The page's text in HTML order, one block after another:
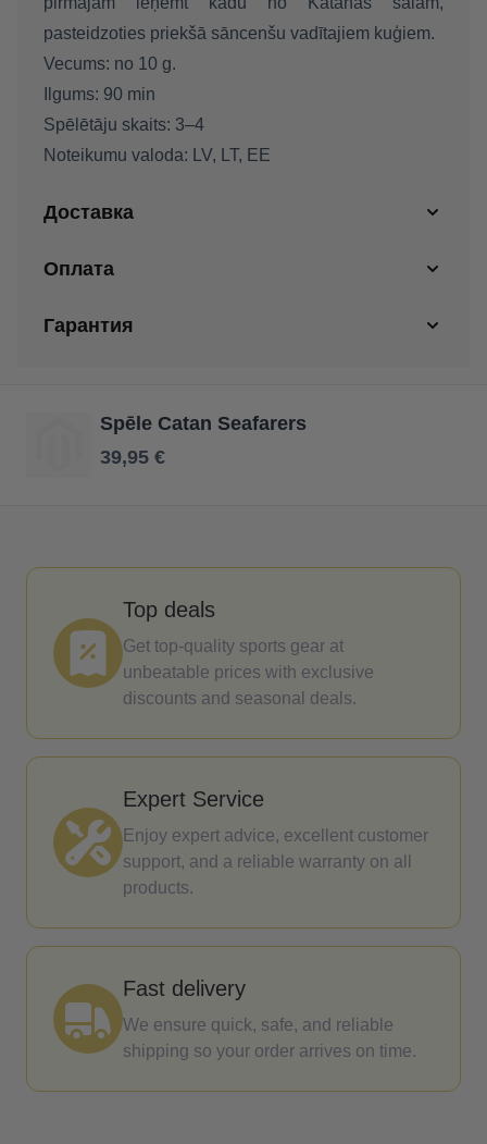
pasteidzoties priekšā sāncenšu vadītajiem kuģiem.
Vecums: no 10 g.
Ilgums: 90 min
Spēlētāju skaits: 3–4
Noteikumu valoda: LV, LT, EE
Доставка
Оплата
Гарантия
Spēle Catan Seafarers
39,95 €
Top deals
Get top-quality sports gear at
unbeatable prices with exclusive
discounts and seasonal deals.
Expert Service
Enjoy expert advice, excellent customer
support, and a reliable warranty on all
products.
Fast delivery
We ensure quick, safe, and reliable
shipping so your order arrives on time.